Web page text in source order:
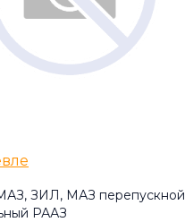
ЗИЛ, МАЗ перепускной
РААЗ